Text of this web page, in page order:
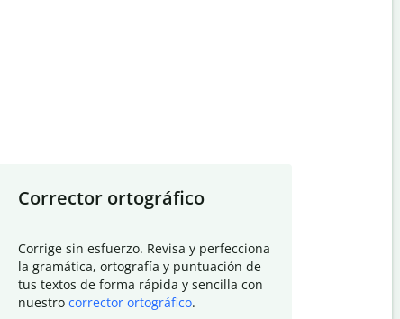
Corrector ortográfico
Corrige sin esfuerzo. Revisa y perfecciona
la gramática, ortografía y puntuación de
tus textos de forma rápida y sencilla con
nuestro corrector ortográfico.